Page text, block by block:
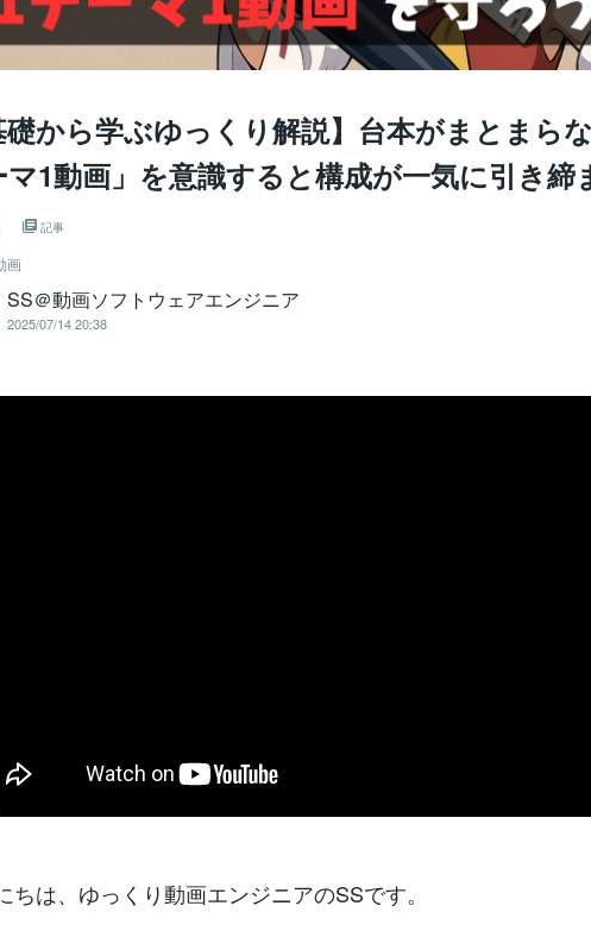
礎から学ぶゆっくり解説】台本がまとまら
マ1動画」を意識すると構成が一気に引き締
記事
画
SS＠動画ソフトウェアエンジニア
2025/07/14 20:38
ちは、ゆっくり動画エンジニアのSSです。